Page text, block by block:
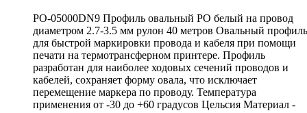
PO-05000DN9 Профиль овальный PO белый на провод
диаметром 2.7-3.5 мм рулон 40 метров Овальный профиль
для быстрой маркировки провода и кабеля при помощи
печати на термотрансферном принтере. Профиль
разработан для наиболее ходовых сечений проводов и
кабелей, сохраняет форму овала, что исключает
перемещение маркера по проводу. Температура
применения от -30 до +60 градусов Цельсия Материал -